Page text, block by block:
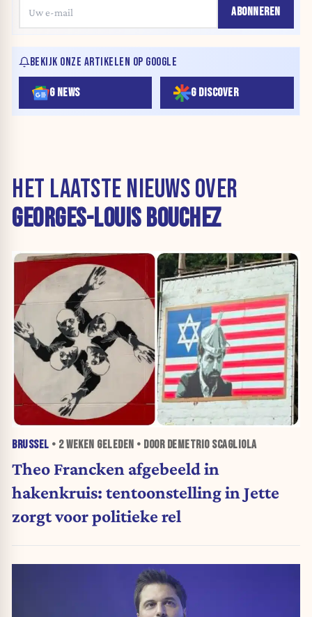
ABONNEREN
BEKIJK ONZE ARTIKELEN OP GOOGLE
G NEWS G DISCOVER
HET LAATSTE NIEUWS OVER
GEORGES-LOUIS BOUCHEZ
BRUSSEL • 2 WEKEN GELEDEN • DOOR DEMETRIO SCAGLIOLA
Theo Francken afgebeeld in
hakenkruis: tentoonstelling in Jette
zorgt voor politieke rel